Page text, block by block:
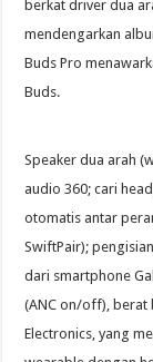
berkat driver dua
mendengarkan
Buds Pro
Buds.
Speaker dua arah
audio 360; cari
otomatis antar
SwiftPair);
dari smartphone
(ANC on/off), berat
Electronics, yang